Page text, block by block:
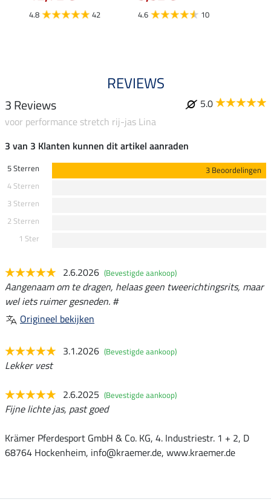
4.8 42 4.6 10
REVIEWS
3 Reviews
5.0
voor performance stretch rij-jas Lina
3 van 3 Klanten kunnen dit artikel aanraden
5 Sterren
3 Beoordelingen
4 Sterren
3 Sterren
2 Sterren
1 Ster
2.6.2026 (Bevestigde aankoop)
Aangenaam om te dragen, helaas geen tweerichtingsrits, maar
wel iets ruimer gesneden. #
Origineel bekijken
3.1.2026 (Bevestigde aankoop)
Lekker vest
2.6.2025 (Bevestigde aankoop)
Fijne lichte jas, past goed
Krämer Pferdesport GmbH & Co. KG, 4. Industriestr. 1 + 2, D
68764 Hockenheim, info@kraemer.de, www.kraemer.de